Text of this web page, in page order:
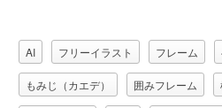
AI フリーイラスト フレーム
もみじ（カエデ） 囲みフレーム